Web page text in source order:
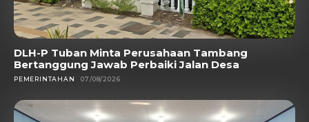
DLH-P Tuban Minta Perusahaan Tambang
Bertanggung Jawab Perbaiki Jalan Desa
PEMERINTAHAN 07/08/2026